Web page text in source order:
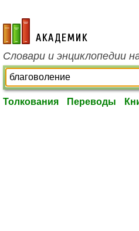
academic.ru
Словари и энциклопедии
Толкования Переводы